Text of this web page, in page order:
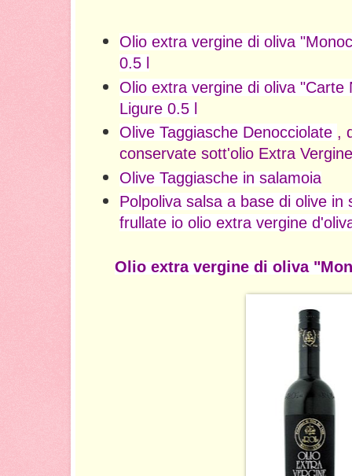
Olio extra vergine di oliva
0.5 l
Olio extra vergine di oliva "Carte
Ligure 0.5 l
Olive Taggiasche Denocciolate ,
conservate sott'olio Extra
Olive Taggiasche in salamoia
Polpoliva salsa a base di olive in
frullate io olio extra vergine
Olio extra vergine di oliva